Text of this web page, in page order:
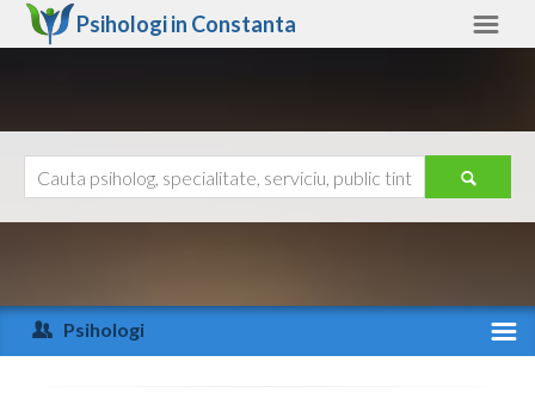
Psihologi in Constanta
Arad
Arges
Ajutor
Psihologi